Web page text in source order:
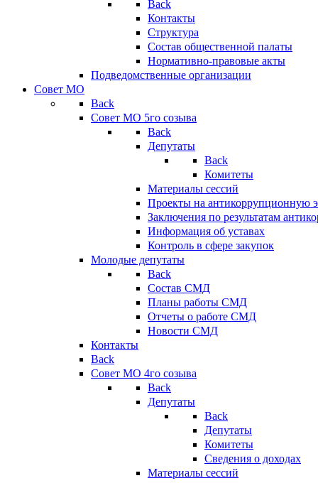
Back
Контакты
Структура
Состав общественной палаты
Нормативно-правовые акты
Подведомственные организации
Совет МО
Back
Совет МО 5го созыва
Back
Депутаты
Back
Комитеты
Материалы сессий
Проекты на антикоррупционную
Заключения по результатам
Информация об уставах
Контроль в сфере закупок
Молодые депутаты
Back
Состав СМД
Планы работы СМД
Отчеты о работе СМД
Новости СМД
Контакты
Back
Совет МО 4го созыва
Back
Депутаты
Back
Депутаты
Комитеты
Сведения о доходах
Материалы сессий